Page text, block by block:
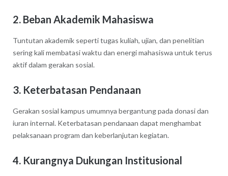
2. Beban Akademik Mahasiswa
Tuntutan akademik seperti tugas kuliah, ujian, dan penelitian
sering kali membatasi waktu dan energi mahasiswa untuk terus
aktif dalam gerakan sosial.
3. Keterbatasan Pendanaan
Gerakan sosial kampus umumnya bergantung pada donasi dan
iuran internal. Keterbatasan pendanaan dapat menghambat
pelaksanaan program dan keberlanjutan kegiatan.
4. Kurangnya Dukungan Institusional